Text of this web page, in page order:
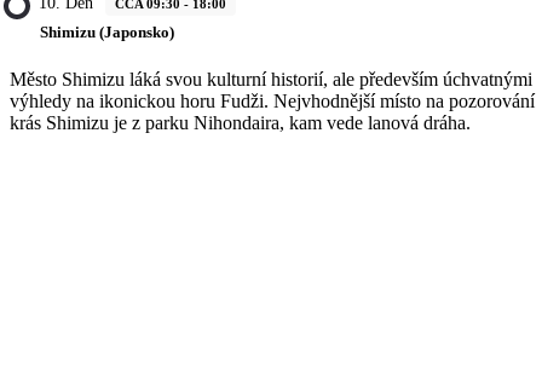
CCA 09:30 - 18:00
Shimizu (Japonsko)
Město Shimizu láká svou kulturní historií, ale především úchvatnými
výhledy na ikonickou horu Fudži. Nejvhodnější místo na pozorování
krás Shimizu je z parku Nihondaira, kam vede lanová dráha.